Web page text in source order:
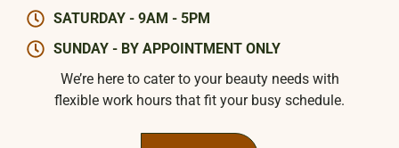
SATURDAY - 9AM - 5PM
SUNDAY - BY APPOINTMENT ONLY
We’re here to cater to your beauty needs with
flexible work hours that fit your busy schedule.